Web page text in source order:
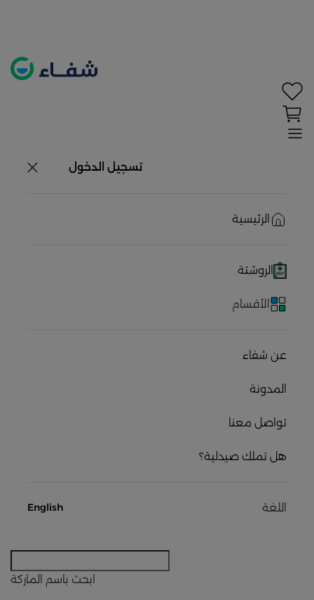
تسجيل الدخول
الرئيسية
الروشتة
الأقسام
عن شفاء
المدونة
تواصل معنا
هل تملك صيدلية؟
اللغة English
ابحث باسم الماركة